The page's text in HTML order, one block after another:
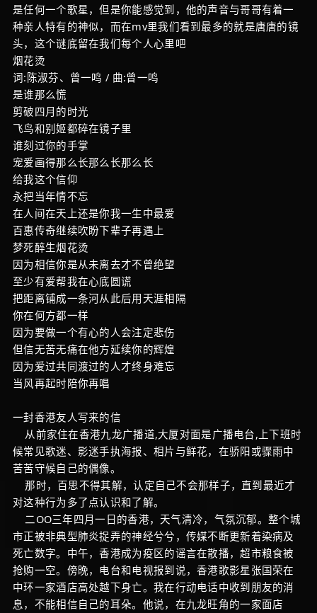
是任何一个歌星，但是你能感觉到，他的声音与哥哥有着一
种亲人特有的神似，而在mv里我们看到最多的就是唐唐的镜
头，这个谜底留在我们每个人心里吧
烟花烫
词:陈淑芬、曾一鸣 / 曲:曾一鸣
是谁那么慌
剪破四月的时光
飞鸟和别姬都碎在镜子里
谁刻过你的手掌
宠爱画得那么长那么长那么长
给我这个信仰
永把当年情不忘
在人间在天上还是你我一生中最爱
百惠传奇继续吹盼下辈子再遇上
梦死醉生烟花烫
因为相信你是从未离去才不曾绝望
至少有爱帮我在心底圆谎
把距离铺成一条河从此后用天涯相隔
你在何方都一样
因为要做一个有心的人会注定悲伤
但信无苦无痛在他方延续你的辉煌
因为爱过共同渡过的人才终身难忘
当风再起时陪你再唱
一封香港友人写来的信
从前家住在香港九龙广播道,大厦对面是广播电台,上下班时
候常见歌迷、影迷手执海报、相片与鲜花，在骄阳或骤雨中
苦苦守候自己的偶像。
那时，百思不得其解，认定自己不会那样子，直到最近才
对这种行为多了点认识和了解。
二OO三年四月一日的香港，天气清冷，气氛沉郁。整个城
市正被非典型肺炎捉弄的神经兮兮，传媒不断更新着染病及
死亡数字。中午，香港成为疫区的谣言在散播，超市粮食被
抢购一空。傍晚，电台和电视报到说，香港歌影星张国荣在
中环一家酒店高处越下身亡。我在行动电话中收到朋友的消
息，不能相信自己的耳朵。他说，在九龙旺角的一家面店